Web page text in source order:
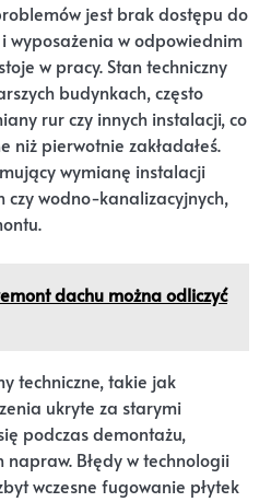
jest brak dostępu do
wyposażenia w odpowiednim
w pracy. Stan techniczny
budynkach, często
rur czy innych instalacji, co
niż pierwotnie zakładałeś.
wymianę instalacji
czy wodno-kanalizacyjnych,
dachu można odliczyć
techniczne, takie jak
ukryte za starymi
podczas demontażu,
Błędy w technologii
wczesne fugowanie płytek